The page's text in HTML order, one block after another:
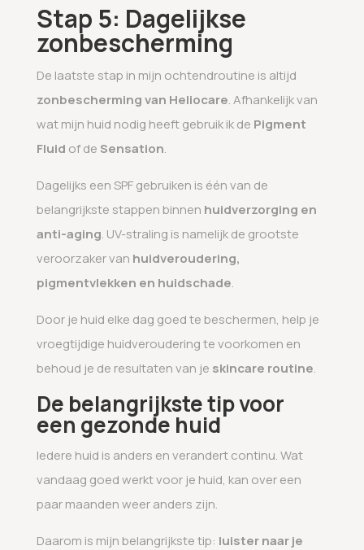
Stap 5: Dagelijkse
zonbescherming
De laatste stap in mijn ochtendroutine is altijd
zonbescherming van Heliocare. Afhankelijk van
wat mijn huid nodig heeft gebruik ik de Pigment
Fluid of de Sensation.
Dagelijks een SPF gebruiken is één van de
belangrijkste stappen binnen huidverzorging en
anti-aging. UV-straling is namelijk de grootste
veroorzaker van huidveroudering,
pigmentvlekken en huidschade.
Door je huid elke dag goed te beschermen, help je
vroegtijdige huidveroudering te voorkomen en
behoud je de resultaten van je skincare routine.
De belangrijkste tip voor
een gezonde huid
Iedere huid is anders en verandert continu. Wat
vandaag goed werkt voor je huid, kan over een
paar maanden weer anders zijn.
Daarom is mijn belangrijkste tip: luister naar je